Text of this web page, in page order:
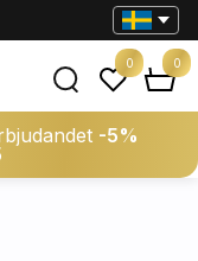
-5%
0 0